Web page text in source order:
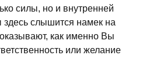
силы, но и внутренней
слышится намек на
как именно Вы
или желание